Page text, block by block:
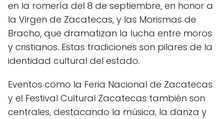
en la romería del 8 de septiembre, en honor a
la Virgen de Zacatecas, y las Morismas de
Bracho, que dramatizan la lucha entre moros
y cristianos. Estas tradiciones son pilares de la
identidad cultural del estado.
Eventos como la Feria Nacional de Zacatecas
y el Festival Cultural Zacatecas también son
centrales, destacando la música, la danza y